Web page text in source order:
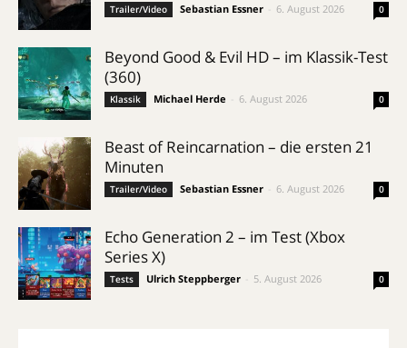
Trailer/Video Sebastian Essner 6. August 2026 0
Beyond Good & Evil HD – im Klassik-Test
(360)
Klassik Michael Herde 6. August 2026 0
Beast of Reincarnation – die ersten 21
Minuten
Trailer/Video Sebastian Essner 6. August 2026 0
Echo Generation 2 – im Test (Xbox
Series X)
Tests Ulrich Steppberger 5. August 2026 0